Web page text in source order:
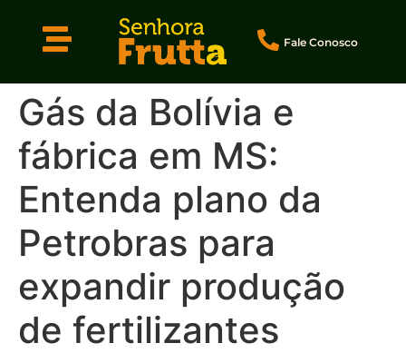
Fale Conosco
Gás da Bolívia e
fábrica em MS:
Entenda plano da
Petrobras para
expandir produção
de fertilizantes